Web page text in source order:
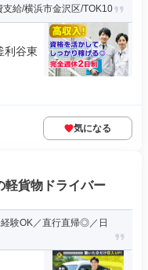
給/横浜市金沢区/TOK10
利谷東
気になる
軽貨物ドライバー
験OK／直行直帰◎／日